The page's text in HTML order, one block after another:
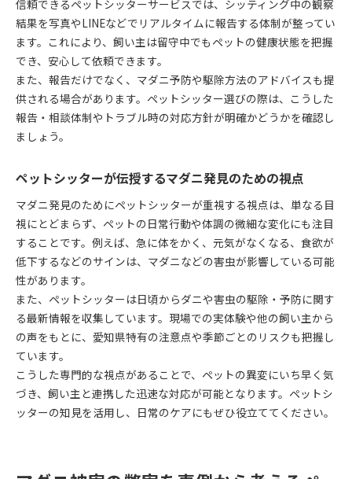
信頼できるペットシッターサービスでは、シッティング中の観察
結果を写真やLINEなどでリアルタイムに報告する体制が整ってい
ます。これにより、飼い主は留守中でもペットの健康状態を把握
でき、安心して依頼できます。
また、報告だけでなく、マダニ予防や駆除方法のアドバイスも提
供される場合があります。ペットシッター選びの際は、こうした
報告・相談体制やトラブル時の対応方針が明確かどうかを確認し
ましょう。
ペットシッターが伝授するマダニ発見のための視点
マダニ発見のためにペットシッターが重視する視点は、単なる目
視にとどまらず、ペットの日常行動や体調の微細な変化にも注目
することです。例えば、急に体をかく、元気がなくなる、食欲が
低下するなどのサインは、マダニなどの害虫が影響している可能
性があります。
また、ペットシッターは日頃からダニや害虫の駆除・予防に関す
る最新情報を収集しています。現場での実体験や他の飼い主から
の声をもとに、愛知県特有の注意点や季節ごとのリスクも把握し
ています。
こうした専門的な視点があることで、ペットの異変にいち早く気
づき、飼い主と連携した迅速な対応が可能となります。ペットシ
ッターの知見を活用し、日常のケアにもぜひ役立ててください。